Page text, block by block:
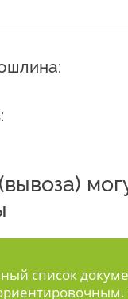
список